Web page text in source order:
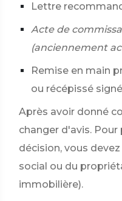
Lettre
Acte de
(anciennement
Remise en main
ou récépissé
Après avoir donné
changer d'avis.
décision, vous
social ou du
immobilière).